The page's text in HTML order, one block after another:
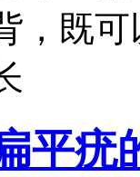
，既
平疣